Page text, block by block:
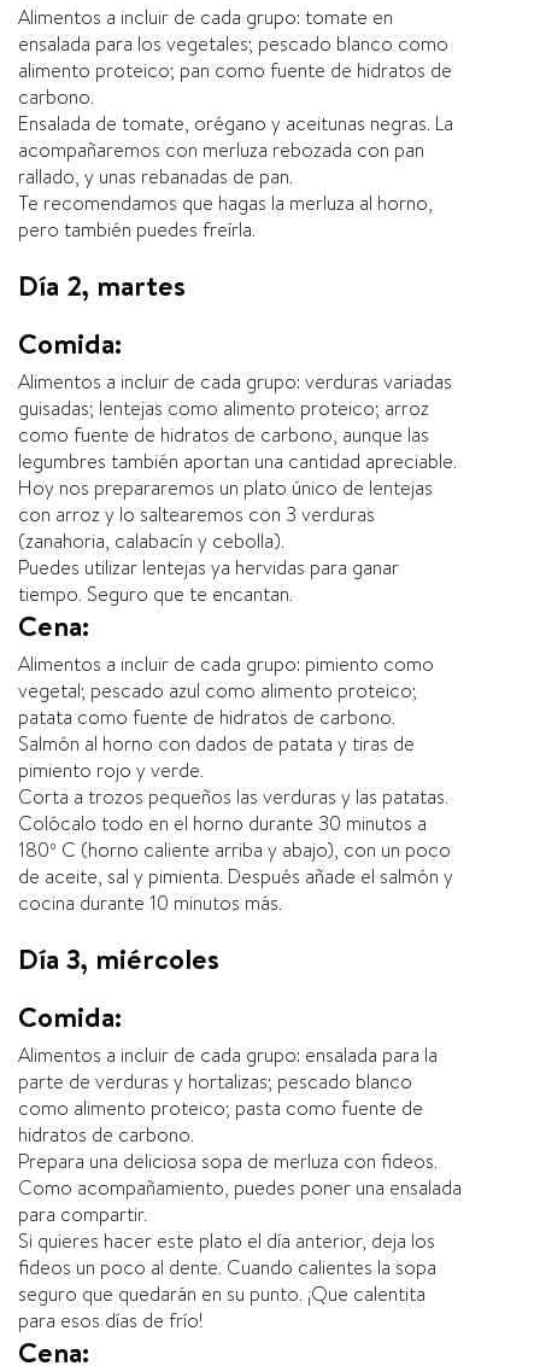
Alimentos a incluir de cada grupo: tomate en
ensalada para los vegetales; pescado blanco como
alimento proteico; pan como fuente de hidratos de
carbono.
Ensalada de tomate, orégano y aceitunas negras. La
acompañaremos con merluza rebozada con pan
rallado, y unas rebanadas de pan.
Te recomendamos que hagas la merluza al horno,
pero también puedes freírla.
Día 2, martes
Comida:
Alimentos a incluir de cada grupo: verduras variadas
guisadas; lentejas como alimento proteico; arroz
como fuente de hidratos de carbono, aunque las
legumbres también aportan una cantidad apreciable.
Hoy nos prepararemos un plato único de lentejas
con arroz y lo saltearemos con 3 verduras
(zanahoria, calabacín y cebolla).
Puedes utilizar lentejas ya hervidas para ganar
tiempo. Seguro que te encantan.
Cena:
Alimentos a incluir de cada grupo: pimiento como
vegetal; pescado azul como alimento proteico;
patata como fuente de hidratos de carbono.
Salmón al horno con dados de patata y tiras de
pimiento rojo y verde.
Corta a trozos pequeños las verduras y las patatas.
Colócalo todo en el horno durante 30 minutos a
180º C (horno caliente arriba y abajo), con un poco
de aceite, sal y pimienta. Después añade el salmón y
cocina durante 10 minutos más.
Día 3, miércoles
Comida:
Alimentos a incluir de cada grupo: ensalada para la
parte de verduras y hortalizas; pescado blanco
como alimento proteico; pasta como fuente de
hidratos de carbono.
Prepara una deliciosa sopa de merluza con fideos.
Como acompañamiento, puedes poner una ensalada
para compartir.
Si quieres hacer este plato el día anterior, deja los
fideos un poco al dente. Cuando calientes la sopa
seguro que quedarán en su punto. ¡Que calentita
para esos días de frío!
Cena: